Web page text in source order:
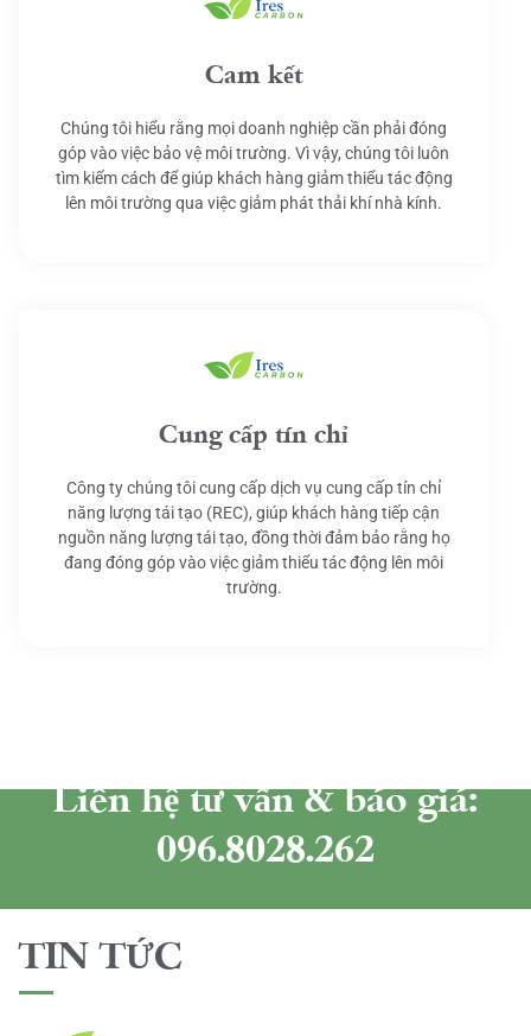
Cam kết
Chúng tôi hiểu rằng mọi doanh nghiệp cần phải đóng
góp vào việc bảo vệ môi trường. Vì vậy, chúng tôi luôn
tìm kiếm cách để giúp khách hàng giảm thiểu tác động
lên môi trường qua việc giảm phát thải khí nhà kính.
Cung cấp tín chỉ
Công ty chúng tôi cung cấp dịch vụ cung cấp tín chỉ
năng lượng tái tạo (REC), giúp khách hàng tiếp cận
nguồn năng lượng tái tạo, đồng thời đảm bảo rằng họ
đang đóng góp vào việc giảm thiểu tác động lên môi
trường.
Liên hệ tư vấn & báo giá:
096.8028.262
TIN TỨC